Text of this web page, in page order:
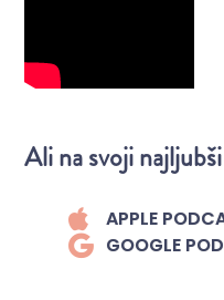
Ali na svoji
APPLE
GOOGLE